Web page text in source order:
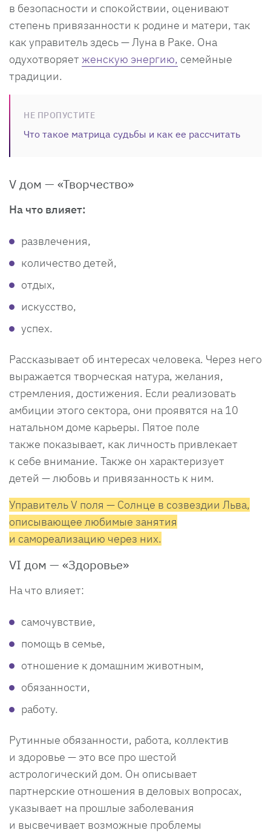
в безопасности и спокойствии, оценивают
степень привязанности к родине и матери, так
как управитель здесь — Луна в Раке. Она
одухотворяет женскую энергию, семейные
традиции.
НЕ ПРОПУСТИТЕ
Что такое матрица судьбы и как ее рассчитать
V дом — «Творчество»
На что влияет:
развлечения,
количество детей,
отдых,
искусство,
успех.
Рассказывает об интересах человека. Через него
выражается творческая натура, желания,
стремления, достижения. Если реализовать
амбиции этого сектора, они проявятся на 10
натальном доме карьеры. Пятое поле
также показывает, как личность привлекает
к себе внимание. Также он характеризует
детей — любовь и привязанность к ним.
Управитель V поля — Солнце в созвездии Льва,
описывающее любимые занятия
и самореализацию через них.
VI дом — «Здоровье»
На что влияет:
самочувствие,
помощь в семье,
отношение к домашним животным,
обязанности,
работу.
Рутинные обязанности, работа, коллектив
и здоровье — это все про шестой
астрологический дом. Он описывает
партнерские отношения в деловых вопросах,
указывает на прошлые заболевания
и высвечивает возможные проблемы